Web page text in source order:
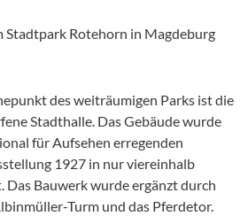
des weiträumigen Parks ist die
Stadthalle. Das Gebäude wurde
für Aufsehen erregenden
1927 in nur viereinhalb
Bauwerk wurde ergänzt durch
Turm und das Pferdetor.